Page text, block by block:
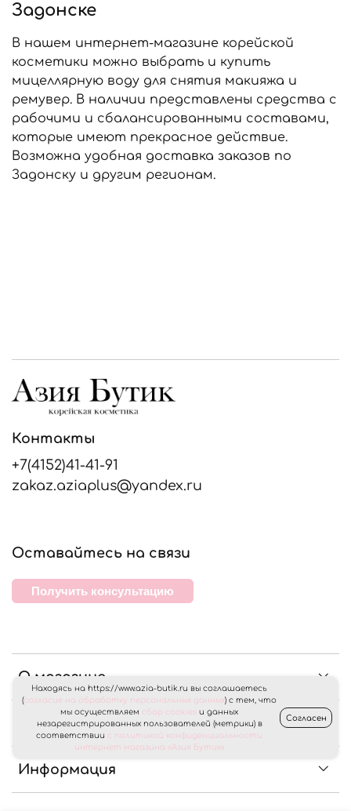
Задонске
В нашем интернет-магазине корейской
косметики можно выбрать и купить
мицеллярную воду для снятия макияжа и
ремувер. В наличии представлены средства с
рабочими и сбалансированными составами,
которые имеют прекрасное действие.
Возможна удобная доставка заказов по
Задонску и другим регионам.
О магазине
Клиентам
Информация
Контакты
+7(4152)41-41-91
zakaz.aziaplus@yandex.ru
Оставайтесь на связи
Получить консультацию
Находясь на https://www.azia-butik.ru вы соглашаетесь
(согласие на обработку персональных данных) с тем, что
мы осуществляем сбор cookies и данных
незарегистрированных пользователей (метрики) в
соответствии с политикой конфиденциальности
интернет магазина «Азия Бутик»
Согласен